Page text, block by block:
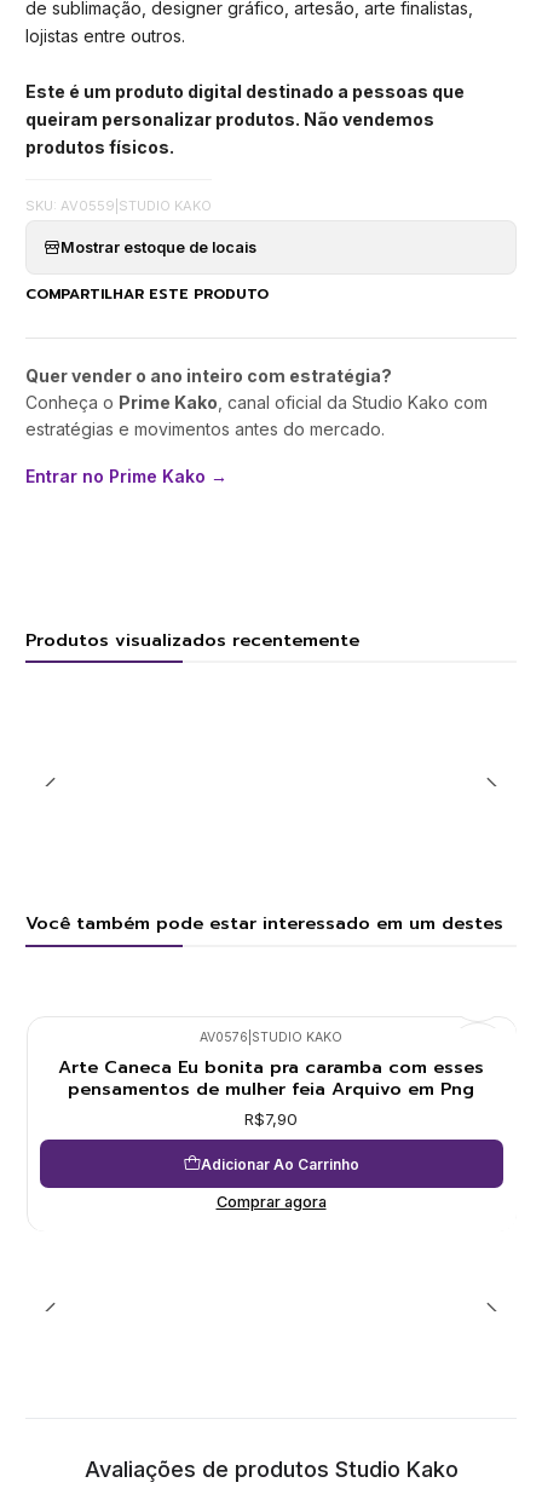
de sublimação, designer gráfico, artesão, arte finalistas,
lojistas entre outros.
Este é um produto digital destinado a pessoas que
queiram personalizar produtos. Não vendemos
produtos físicos.
SKU: AV0559 STUDIO KAKO
Mostrar estoque de locais
COMPARTILHAR ESTE PRODUTO
Quer vender o ano inteiro com estratégia?
Conheça o Prime Kako , canal oficial da Studio Kako com
estratégias e movimentos antes do mercado.
Entrar no Prime Kako →
Produtos visualizados recentemente
Você também pode estar interessado em um destes
AV0576 STUDIO KAKO
Arte Caneca Eu bonita pra caramba com esses
pensamentos de mulher feia Arquivo em Png
R$7,90
Adicionar Ao Carrinho
Comprar agora
Avaliações de produtos Studio Kako